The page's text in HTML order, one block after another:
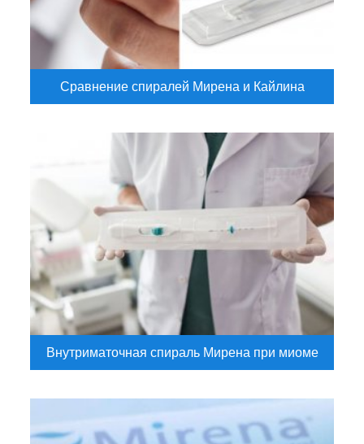
Сравнение спиралей Мирена и Кайлина
Внутриматочная спираль Мирена при миоме